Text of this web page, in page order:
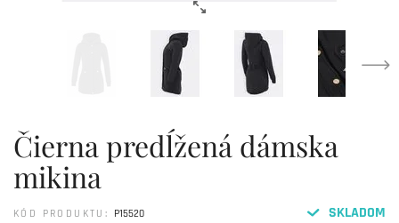
Čierna predĺžená dámska
mikina
SKLADOM
KÓD PRODUKTU: P15520